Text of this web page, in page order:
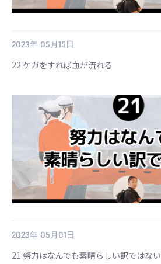
2023年 05月15日
22 ケガをすれば血が流れる
2023年 05月01日
21 努力はなんでも素晴らしい訳ではない